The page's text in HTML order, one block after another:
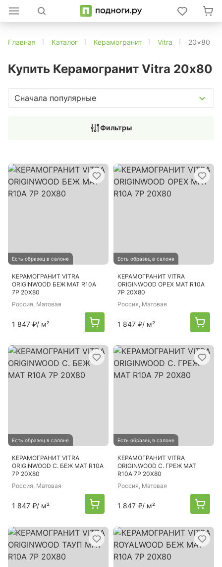
Главная Каталог Керамогранит Vitra 20×80
Купить Керамогранит Vitra 20х80
Сначала популярные
Фильтры
Есть образец в салоне
КЕРАМОГРАНИТ VITRA
ORIGINWOOD БЕЖ МАТ R10A
7Р 20Х80
Россия, Матовая
1 847 ₽/ м²
Есть образец в салоне
КЕРАМОГРАНИТ VITRA
ORIGINWOOD ОРЕХ МАТ R10A
7Р 20Х80
Россия, Матовая
1 847 ₽/ м²
Есть образец в салоне
КЕРАМОГРАНИТ VITRA
ORIGINWOOD С. БЕЖ МАТ R10A
7Р 20Х80
Россия, Матовая
1 847 ₽/ м²
Есть образец в салоне
КЕРАМОГРАНИТ VITRA
ORIGINWOOD С. ГРЕЖ МАТ
R10A 7Р 20Х80
Россия, Матовая
1 847 ₽/ м²